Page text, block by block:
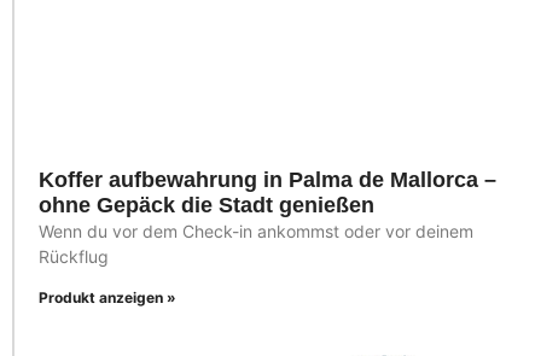
Koffer aufbewahrung in Palma de Mallorca –
ohne Gepäck die Stadt genießen
Wenn du vor dem Check-in ankommst oder vor deinem
Rückflug
Produkt anzeigen »